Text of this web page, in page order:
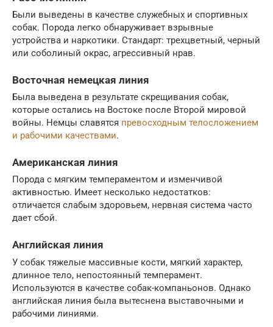
Были выведены в качестве служебных и спортивных
собак. Порода легко обнаруживает взрывные
устройства и наркотики. Стандарт: трехцветный, черный
или соболиный окрас, агрессивный нрав.
Восточная немецкая линия
Была выведена в результате скрещивания собак,
которые остались на Востоке после Второй мировой
войны. Немцы славятся превосходным телосложением
и рабочими качествами.
Американская линия
Порода с мягким темпераментом и изменчивой
активностью. Имеет несколько недостатков:
отличается слабым здоровьем, нервная система часто
дает сбой.
Английская линия
У собак тяжелые массивные кости, мягкий характер,
длинное тело, непостоянный темперамент.
Используются в качестве собак-компаньонов. Однако
английская линия была вытеснена выставочными и
рабочими линиями.